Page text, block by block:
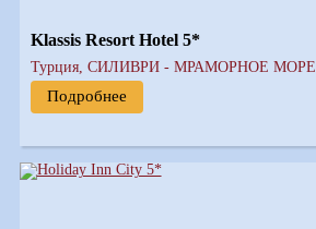
Klassis Resort Hotel 5*
Турция, СИЛИВРИ - МРАМОРНОЕ МОРЕ
Подробнее